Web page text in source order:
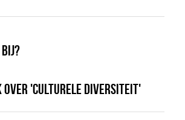
over 'Culturele diversiteit'